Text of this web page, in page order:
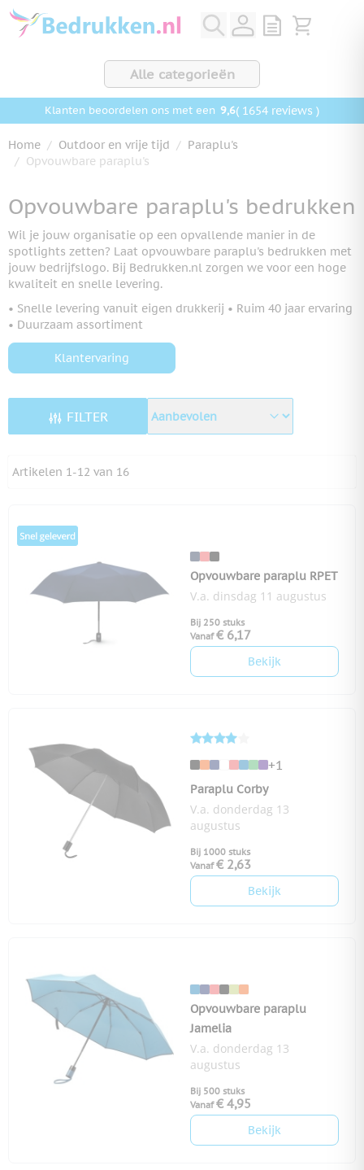
Ga naar de inhoud
View quote,
Bekijk
Alle categorieën
Klanten beoordelen ons met een 9,6( 1654 reviews )
Home / Outdoor en vrije tijd / Paraplu's
/ Opvouwbare paraplu's
Opvouwbare paraplu's bedrukken
Wil je jouw organisatie op een opvallende manier in de
spotlights zetten? Laat opvouwbare paraplu's bedrukken met
jouw bedrijfslogo. Bij Bedrukken.nl zorgen we voor een hoge
kwaliteit en snelle levering.
• Snelle levering vanuit eigen drukkerij • Ruim 40 jaar ervaring
• Duurzaam assortiment
Klantervaring
FILTER
Artikelen 1-12 van 16
Opvouwbare paraplu RPET
V.a. dinsdag 11 augustus
Bij 250 stuks
Vanaf € 6,17
Bekijk
+1
Paraplu Corby
V.a. donderdag 13
augustus
Bij 1000 stuks
Vanaf € 2,63
Bekijk
Opvouwbare paraplu
Jamelia
V.a. donderdag 13
augustus
Bij 500 stuks
Vanaf € 4,95
Bekijk